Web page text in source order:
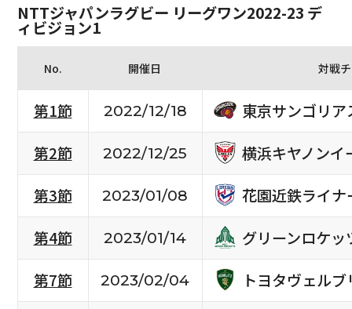
NTTジャパンラグビー リーグワン2022-23 デ
ィビジョン1
No. 開催日 対戦
第1節 2022/12/18
東京サンゴリア
第2節
2022/12/25
横浜キヤノンイ
第3節
2023/01/08
花園近鉄ライナ
第4節
2023/01/14
グリーンロケッ
第7節
2023/02/04
トヨタヴェル